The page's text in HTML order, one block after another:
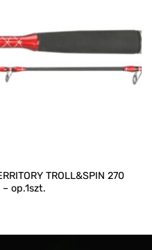
TROLL&SPIN 270
op.1szt.